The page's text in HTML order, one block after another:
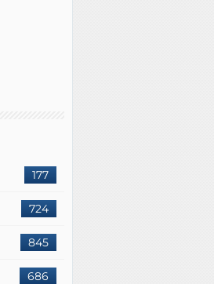
177
724
845
686